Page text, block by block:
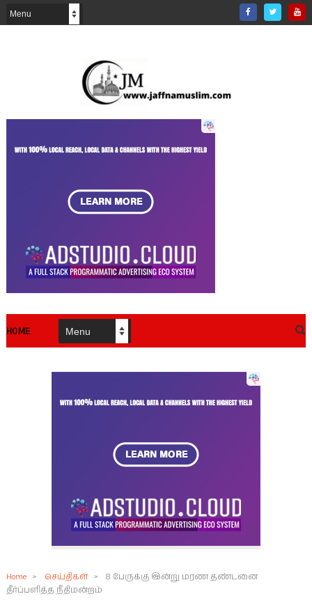
HOME
Home > செய்திகள் >
8 பேருக்கு இன்று மரண தண்டனை
தீர்ப்பளித்த நீதிமன்றம்